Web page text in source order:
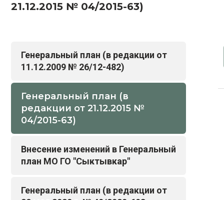
21.12.2015 № 04/2015-63)
Генеральный план (в редакции от
11.12.2009 № 26/12-482)
Генеральный план (в
редакции от 21.12.2015 №
04/2015-63)
Внесение изменений в Генеральный
план МО ГО "Сыктывкар"
Генеральный план (в редакции от